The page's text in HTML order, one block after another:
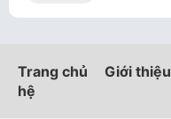
Trang chủ Giới thiệu
hệ